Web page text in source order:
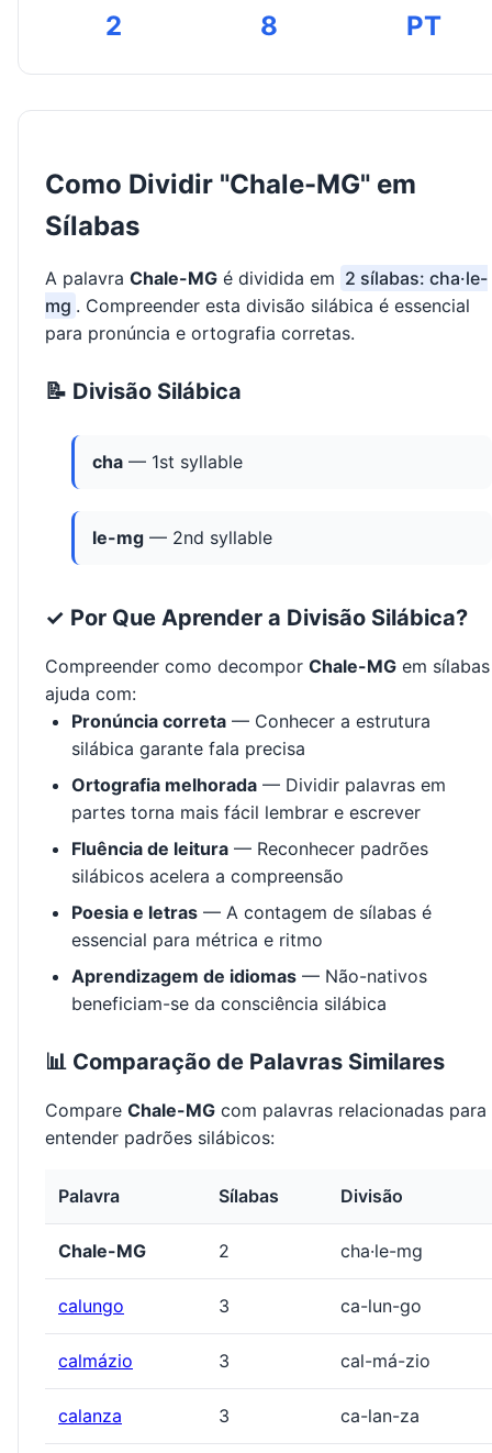
2 8 PT
Como Dividir "Chale-MG" em
Sílabas
A palavra Chale-MG é dividida em 2 sílabas: cha·le-
mg . Compreender esta divisão silábica é essencial
para pronúncia e ortografia corretas.
📝 Divisão Silábica
cha — 1st syllable
le-mg — 2nd syllable
✓ Por Que Aprender a Divisão Silábica?
Compreender como decompor Chale-MG em sílabas
ajuda com:
Pronúncia correta — Conhecer a estrutura
silábica garante fala precisa
Ortografia melhorada — Dividir palavras em
partes torna mais fácil lembrar e escrever
Fluência de leitura — Reconhecer padrões
silábicos acelera a compreensão
Poesia e letras — A contagem de sílabas é
essencial para métrica e ritmo
Aprendizagem de idiomas — Não-nativos
beneficiam-se da consciência silábica
📊 Comparação de Palavras Similares
Compare Chale-MG com palavras relacionadas para
entender padrões silábicos:
Palavra Sílabas Divisão
Chale-MG 2 cha·le-mg
calungo 3 ca-lun-go
calmázio 3 cal-má-zio
calanza 3 ca-lan-za